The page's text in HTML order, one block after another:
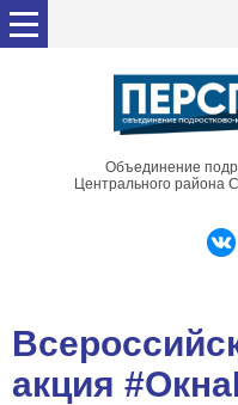
Объединение
Центрального района
акция